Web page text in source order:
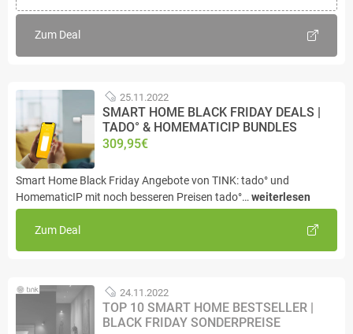
Zum Deal
25.11.2022
SMART HOME BLACK FRIDAY DEALS |
TADO° & HOMEMATICIP BUNDLES
309,95€
Smart Home Black Friday Angebote von TINK: tado° und
HomematicIP mit noch besseren Preisen tado°…weiterlesen
Zum Deal
24.11.2022
TOP 10 SMART HOME BESTSELLER |
BLACK FRIDAY SONDERPREISE